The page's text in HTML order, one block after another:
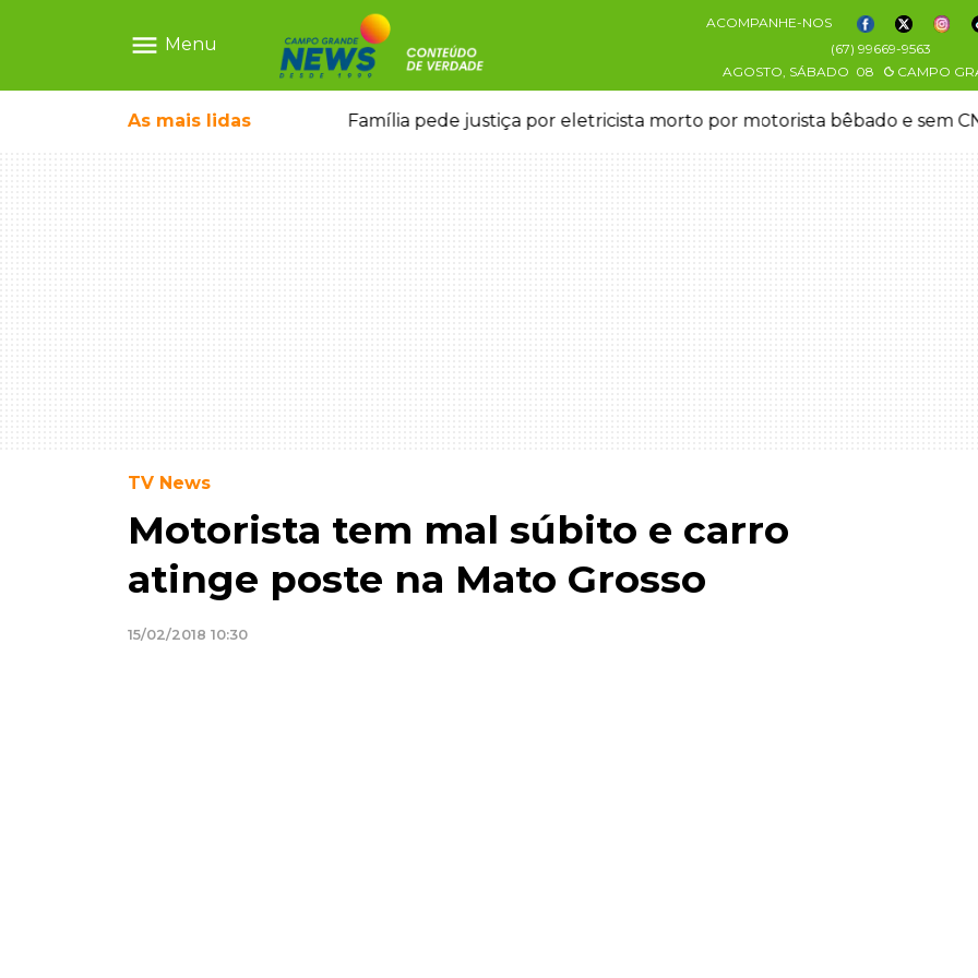
menu Menu
ACOMPANHE-NOS
(67) 99669-9563
AGOSTO, SÁBADO 08 CAMPO
As mais lidas
FAB morrem em confronto Família pede justiça por eletricista morto por motorista bêbado e sem
TV News
Motorista tem mal súbito e carro
atinge poste na Mato Grosso
15/02/2018 10:30